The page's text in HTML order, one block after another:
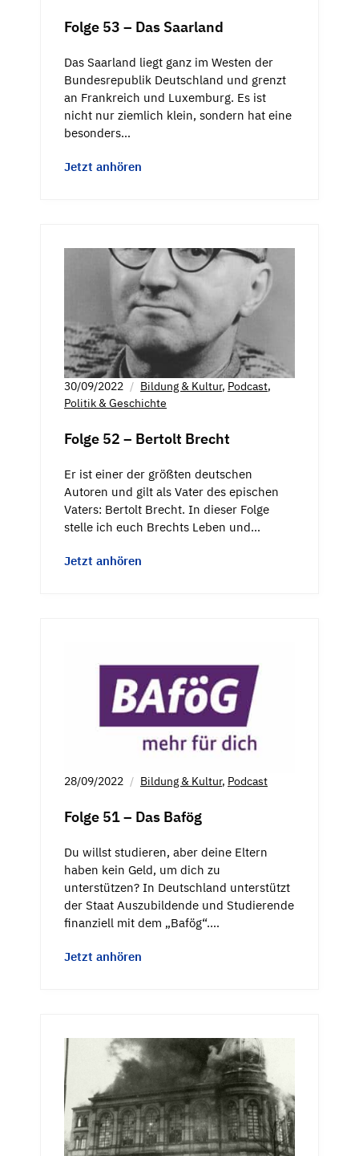
Folge 53 – Das Saarland
Das Saarland liegt ganz im Westen der
Bundesrepublik Deutschland und grenzt
an Frankreich und Luxemburg. Es ist
nicht nur ziemlich klein, sondern hat eine
besonders…
Jetzt anhören
30/09/2022 Bildung & Kultur, Podcast,
Politik & Geschichte
Folge 52 – Bertolt Brecht
Er ist einer der größten deutschen
Autoren und gilt als Vater des epischen
Vaters: Bertolt Brecht. In dieser Folge
stelle ich euch Brechts Leben und…
Jetzt anhören
28/09/2022 Bildung & Kultur, Podcast
Folge 51 – Das Bafög
Du willst studieren, aber deine Eltern
haben kein Geld, um dich zu
unterstützen? In Deutschland unterstützt
der Staat Auszubildende und Studierende
finanziell mit dem „Bafög“.…
Jetzt anhören